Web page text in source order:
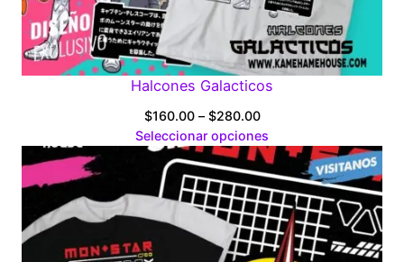
Halcones Galacticos
$160.00 – $280.00Price
range:
$160.00
through
$280.00
Seleccionar opciones